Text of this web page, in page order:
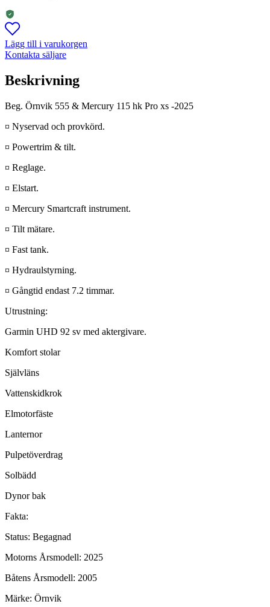
Lägg till i varukorgen
Kontakta säljare
Beskrivning
Beg. Örnvik 555 & Mercury 115 hk Pro xs -2025
¤ Nyservad och provkörd.
¤ Powertrim & tilt.
¤ Reglage.
¤ Elstart.
¤ Mercury Smartcraft instrument.
¤ Tilt mätare.
¤ Fast tank.
¤ Hydraulstyrning.
¤ Gångtid endast 7.2 timmar.
Utrustning:
Garmin UHD 92 sv med aktergivare.
Komfort stolar
Självläns
Vattenskidkrok
Elmotorfäste
Lanternor
Pulpetöverdrag
Solbädd
Dynor bak
Fakta:
Status: Begagnad
Motorns Årsmodell: 2025
Båtens Årsmodell: 2005
Märke: Örnvik